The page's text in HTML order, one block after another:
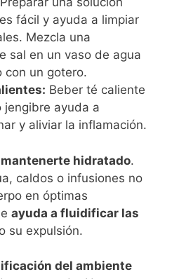
fácil y ayuda a limpiar
Mezcla una
sal en un vaso de agua
con un gotero.
Beber té caliente
jengibre ayuda a
y aliviar la inflamación.
mantenerte hidratado.
caldos o infusiones no
en óptimas
ayuda a fluidificar las
su expulsión.
del ambiente